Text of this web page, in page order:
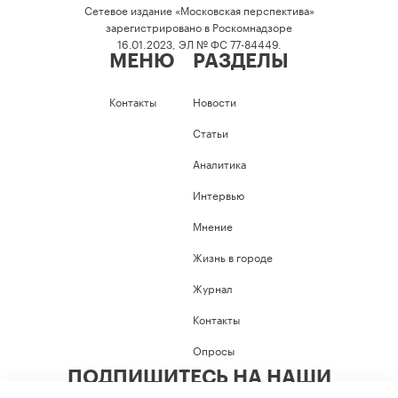
Сетевое издание «Московская перспектива»
зарегистрировано в Роскомнадзоре
16.01.2023, ЭЛ № ФС 77-84449.
МЕНЮ
Контакты
РАЗДЕЛЫ
Новости
Статьи
Аналитика
Интервью
Мнение
Жизнь в городе
Журнал
Контакты
Опросы
ПОДПИШИТЕСЬ НА НАШИ